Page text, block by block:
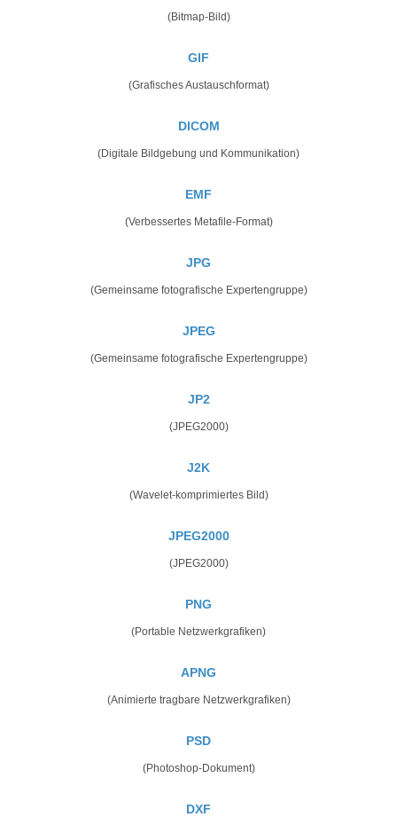
(Bitmap-Bild)
GIF
(Grafisches Austauschformat)
DICOM
(Digitale Bildgebung und Kommunikation)
EMF
(Verbessertes Metafile-Format)
JPG
(Gemeinsame fotografische Expertengruppe)
JPEG
(Gemeinsame fotografische Expertengruppe)
JP2
(JPEG2000)
J2K
(Wavelet-komprimiertes Bild)
JPEG2000
(JPEG2000)
PNG
(Portable Netzwerkgrafiken)
APNG
(Animierte tragbare Netzwerkgrafiken)
PSD
(Photoshop-Dokument)
DXF